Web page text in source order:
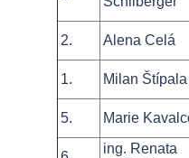
2. Alena Celá
1. Milan Štípala
5. Marie
ing. Renata